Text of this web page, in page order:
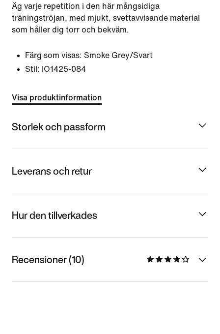
Äg varje repetition i den här mångsidiga
träningströjan, med mjukt, svettavvisande material
som håller dig torr och bekväm.
Färg som visas: Smoke Grey/Svart
Stil: IO1425-084
Visa produktinformation
Storlek och passform
Leverans och retur
Hur den tillverkades
Recensioner (10)